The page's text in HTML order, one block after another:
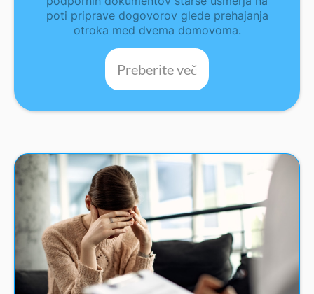
poti priprave dogovorov glede prehajanja
otroka med dvema domovoma.
Preberite več